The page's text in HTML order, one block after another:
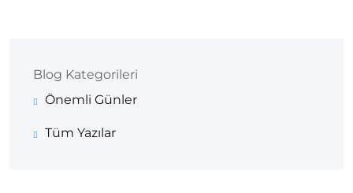
Blog Kategorileri
Önemli Günler
Tüm Yazılar